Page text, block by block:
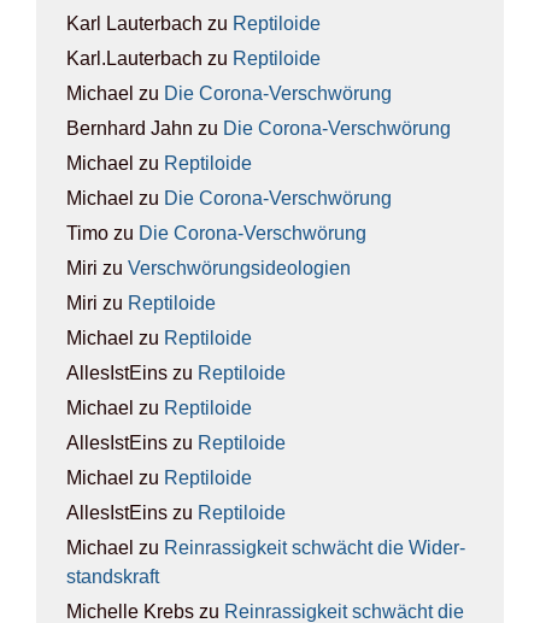
Karl Lauterbach zu Rep­ti­lo­ide
Karl.Lauterbach zu Rep­ti­lo­ide
Michael zu Die Coro­na-Ver­schwö­rung
Bernhard Jahn zu Die Coro­na-Ver­schwö­rung
Michael zu Rep­ti­lo­ide
Michael zu Die Coro­na-Ver­schwö­rung
Timo zu Die Coro­na-Ver­schwö­rung
Miri zu Ver­schwö­rungs­ideo­lo­gien
Miri zu Rep­ti­lo­ide
Michael zu Rep­ti­lo­ide
AllesIstEins zu Rep­ti­lo­ide
Michael zu Rep­ti­lo­ide
AllesIstEins zu Rep­ti­lo­ide
Michael zu Rep­ti­lo­ide
AllesIstEins zu Rep­ti­lo­ide
Michael zu Rein­ras­sig­keit schwächt die Wider­
stands­kraft
Michelle Krebs zu Rein­ras­sig­keit schwächt die